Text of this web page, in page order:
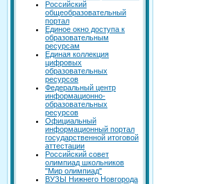
Российский
общеобразовательный
портал
Единое окно доступа к
образовательным
ресурсам
Единая коллекция
цифровых
образовательных
ресурсов
Федеральный центр
информационно-
образовательных
ресурсов
Официальный
информационный портал
государственной итоговой
аттестации
Российский совет
олимпиад школьников
"Мир олимпиад"
ВУЗЫ Нижнего Новгорода